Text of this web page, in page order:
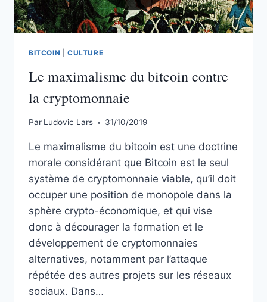
BITCOIN CULTURE
Le maximalisme du bitcoin contre
la cryptomonnaie
Par Ludovic Lars 31/10/2019
Le maximalisme du bitcoin est une doctrine
morale considérant que Bitcoin est le seul
système de cryptomonnaie viable, qu’il doit
occuper une position de monopole dans la
sphère crypto-économique, et qui vise
donc à décourager la formation et le
développement de cryptomonnaies
alternatives, notamment par l’attaque
répétée des autres projets sur les réseaux
sociaux. Dans…